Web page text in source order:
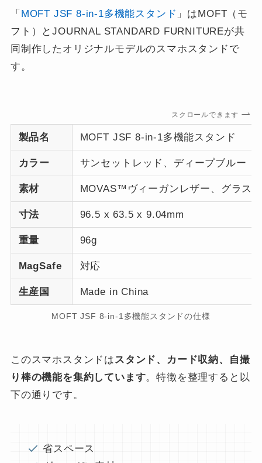
「 MOFT JSF 8-in-1多機能スタンド 」はMOFT（モ
フト）とJOURNAL STANDARD FURNITUREが共
同制作したオリジナルモデルのスマホスタンドで
す。
スクロールできます
製品名 MOFT JSF 8-in-1多機能スタンド
カラー サンセットレッド、ディープブルー
素材 MOVAS™ヴィーガンレザー、グラス
寸法 96.5 x 63.5 x 9.04mm
重量 96g
MagSafe 対応
生産国 Made in China
MOFT JSF 8-in-1多機能スタンドの仕様
このスマホスタンドはスタンド、カード収納、自撮
り棒の機能を集約しています。特徴を整理すると以
下の通りです。
省スペース